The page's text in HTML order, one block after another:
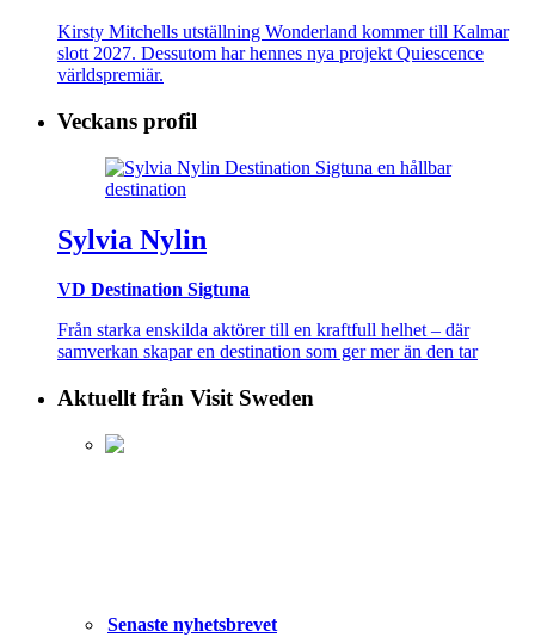
Kirsty Mitchells utställning Wonderland kommer till Kalmar
slott 2027. Dessutom har hennes nya projekt Quiescence
världspremiär.
Veckans profil
Sylvia Nylin
VD Destination Sigtuna
Från starka enskilda aktörer till en kraftfull helhet – där
samverkan skapar en destination som ger mer än den tar
Aktuellt från Visit Sweden
Senaste nyhetsbrevet